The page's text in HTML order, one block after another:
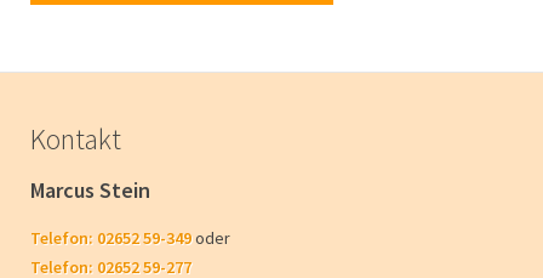
Kontakt
Marcus Stein
Telefon: 02652 59-349oder
Telefon: 02652 59-277